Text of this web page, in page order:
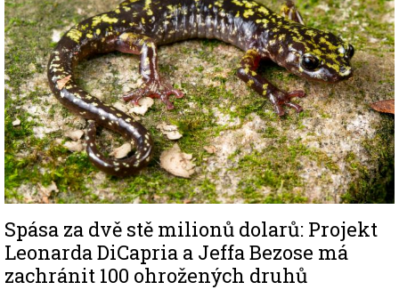
Spása za dvě stě milionů dolarů: Projekt
Leonarda DiCapria a Jeffa Bezose má
zachránit 100 ohrožených druhů